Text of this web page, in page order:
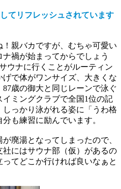
てリフレッシュされています
親バカですが、むちゃ可愛い
禍が始まってからでしょう
ウナに行くことがルーティン
で体がワンサイズ、大きくな
歳の御大と同じレーンで泳ぐ
ミングクラブで全国1位の記
っかり泳がれる姿に「うわ格
も練習に励んでいます。
廃湯となってしまったので、
にはサウナ部（仮）があるの
てどこか行ければ良いなぁと